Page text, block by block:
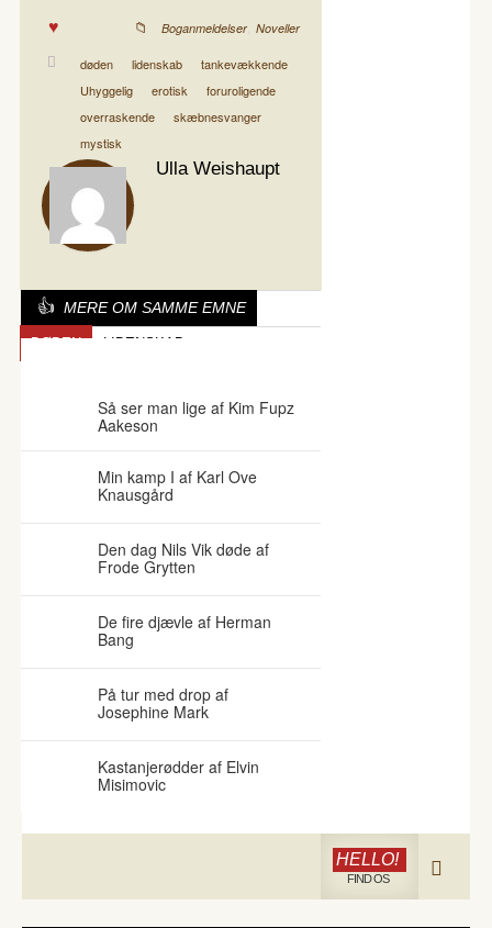
Boganmeldelser, Noveller
døden lidenskab
tankevækkende
Uhyggelig
erotisk
foruroligende
overraskende
skæbnesvanger
mystisk
Ulla Weishaupt
MERE OM SAMME EMNE
DØDEN LIDENSKAB
Så ser man lige af Kim Fupz
Aakeson
Min kamp I af Karl Ove
Knausgård
Den dag Nils Vik døde af
Frode Grytten
De fire djævle af Herman
Bang
På tur med drop af
Josephine Mark
Kastanjerødder af Elvin
Misimovic
HELLO!
FIND OS